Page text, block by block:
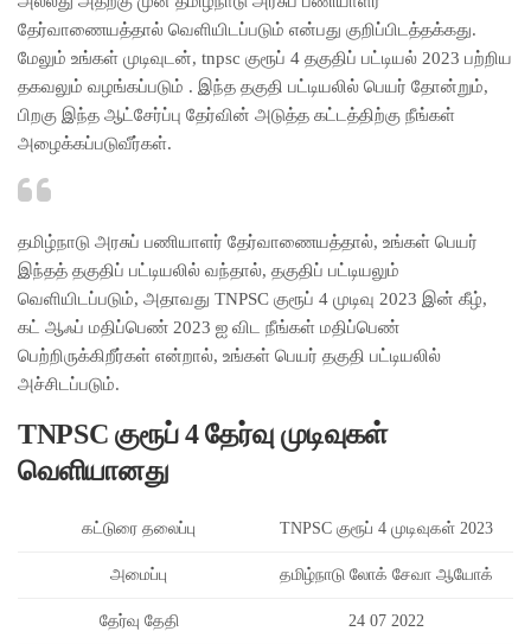
தேர்வாணையத்தால் வெளியிடப்படும் என்பது குறிப்பிடத்தக்கது.
மேலும் உங்கள் முடிவுடன், tnpsc குரூப் 4 தகுதிப் பட்டியல் 2023 பற்றிய
தகவலும் வழங்கப்படும் . இந்த தகுதி பட்டியலில் பெயர் தோன்றும்,
பிறகு இந்த ஆட்சேர்ப்பு தேர்வின் அடுத்த கட்டத்திற்கு நீங்கள்
அழைக்கப்படுவீர்கள்.
தமிழ்நாடு அரசுப் பணியாளர் தேர்வாணையத்தால், உங்கள் பெயர்
இந்தத் தகுதிப் பட்டியலில் வந்தால், தகுதிப் பட்டியலும்
வெளியிடப்படும், அதாவது TNPSC குரூப் 4 முடிவு 2023 இன் கீழ்,
கட் ஆஃப் மதிப்பெண் 2023 ஐ விட நீங்கள் மதிப்பெண்
பெற்றிருக்கிறீர்கள் என்றால், உங்கள் பெயர் தகுதி பட்டியலில்
அச்சிடப்படும்.
TNPSC குரூப் 4 தேர்வு முடிவுகள்
வெளியானது
கட்டுரை தலைப்பு TNPSC குரூப் 4 முடிவுகள் 2023
அமைப்பு தமிழ்நாடு லோக் சேவா ஆயோக்
தேர்வு தேதி 24 07 2022